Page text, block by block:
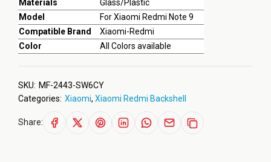
Materials
Glass/Plastic
Model
For Xiaomi Redmi Note 9
Compatible Brand
Xiaomi-Redmi
Color
All Colors available
SKU: MF-2443-SW6CY
Categories: Xiaomi, Xiaomi Redmi Backshell
Share: